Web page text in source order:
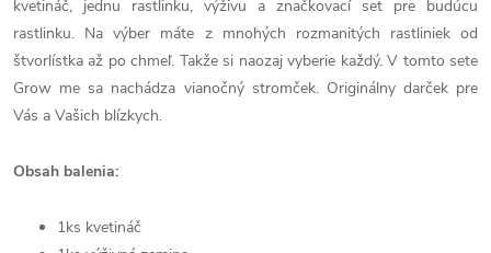
kvetináč, jednu rastlinku, výživu a značkovací set pre budúcu
rastlinku. Na výber máte z mnohých rozmanitých rastliniek od
štvorlístka až po chmeľ. Takže si naozaj vyberie každý. V tomto sete
Grow me sa nachádza vianočný stromček. Originálny darček pre
Vás a Vašich blízkych.
Obsah balenia:
1ks kvetináč